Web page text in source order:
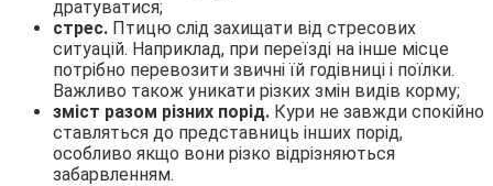
дратуватися;
стрес. Птицю слід захищати від стресових
ситуацій. Наприклад, при переїзді на інше місце
потрібно перевозити звичні їй годівниці і поїлки.
Важливо також уникати різких змін видів корму;
зміст разом різних порід. Кури не завжди спокійно
ставляться до представниць інших порід,
особливо якщо вони різко відрізняються
забарвленням.